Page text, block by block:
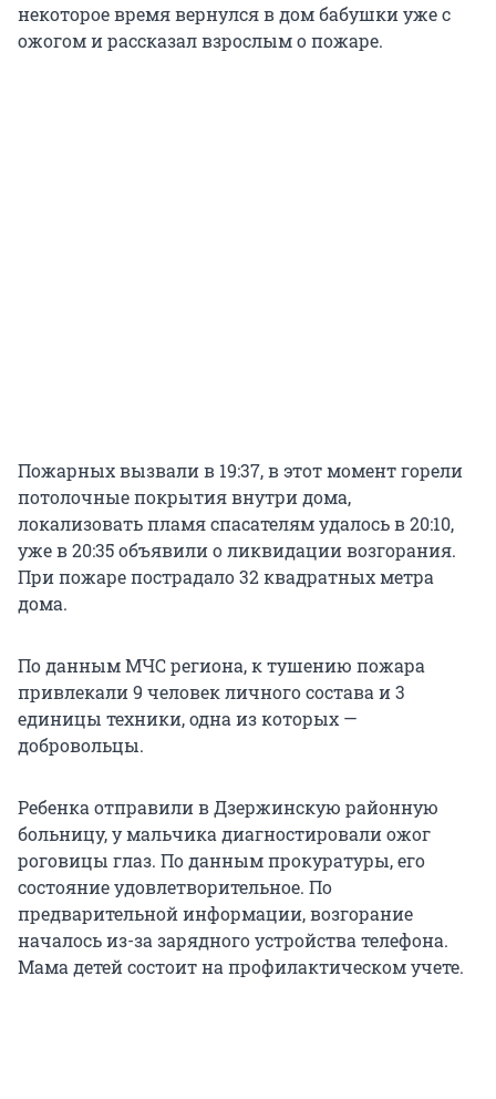
некоторое время вернулся в дом бабушки уже с
ожогом и рассказал взрослым о пожаре.
Пожарных вызвали в 19:37, в этот момент горели
потолочные покрытия внутри дома,
локализовать пламя спасателям удалось в 20:10,
уже в 20:35 объявили о ликвидации возгорания.
При пожаре пострадало 32 квадратных метра
дома.
По данным МЧС региона, к тушению пожара
привлекали 9 человек личного состава и 3
единицы техники, одна из которых —
добровольцы.
Ребенка отправили в Дзержинскую районную
больницу, у мальчика диагностировали ожог
роговицы глаз. По данным прокуратуры, его
состояние удовлетворительное. По
предварительной информации, возгорание
началось из-за зарядного устройства телефона.
Мама детей состоит на профилактическом учете.